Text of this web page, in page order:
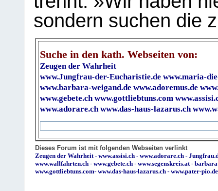
sondern suchen die
Suche in den kath. Webseiten von:
Zeugen der Wahrheit
www.Jungfrau-der-Eucharistie.de www.maria-
www.barbara-weigand.de www.adoremus.de
www.gebete.ch www.gottliebtuns.com
www.adorare.ch www.das-haus-lazarus.ch
Dieses Forum ist mit folgenden Webseiten verlinkt
Zeugen der Wahrheit- www.assisi.ch - www.adorare.ch -
www.wallfahrten.ch - www.gebete.ch - www.segenskreis.at-
www.gottliebtuns.com- www.das-haus-lazarus.ch - www.pater-pio.de